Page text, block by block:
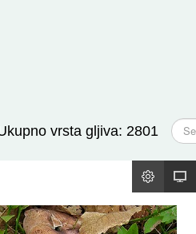
vrsta gljiva: 2801
T
r
ž
niže takse: